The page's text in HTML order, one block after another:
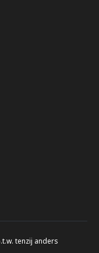
tenzij anders